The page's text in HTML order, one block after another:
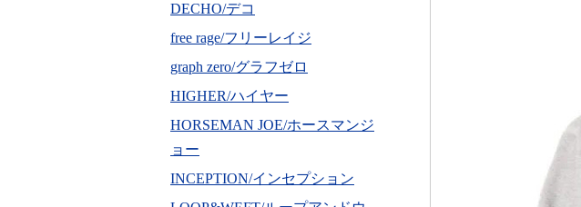
DECHO/デコ
free rage/フリーレイジ
graph zero/グラフゼロ
HIGHER/ハイヤー
HORSEMAN JOE/ホースマンジ
ョー
INCEPTION/インセプション